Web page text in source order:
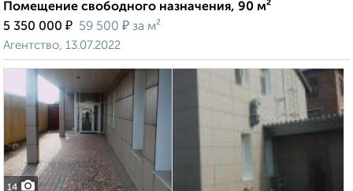
Помещение свободного назначения, 90 м²
5 350 000 ₽ 59 500 ₽ за м²
Агентство, 13.07.2022
14